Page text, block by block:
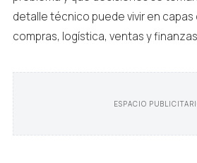
detalle técnico puede vivir en capas
compras, logística, ventas y
ESPACIO